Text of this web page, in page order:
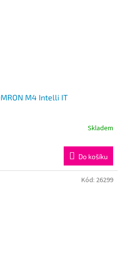
M4 Intelli IT
Skladem
Do košíku
Kód: 26299